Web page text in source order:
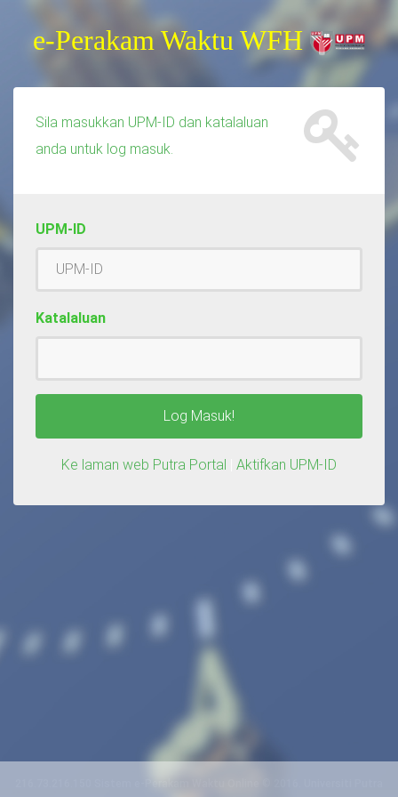
e-Perakam Waktu WFH
Sila masukkan UPM-ID dan katalaluan
anda untuk log masuk.
UPM-ID
Katalaluan
Log Masuk!
Ke laman web Putra Portal Aktifkan UPM-ID